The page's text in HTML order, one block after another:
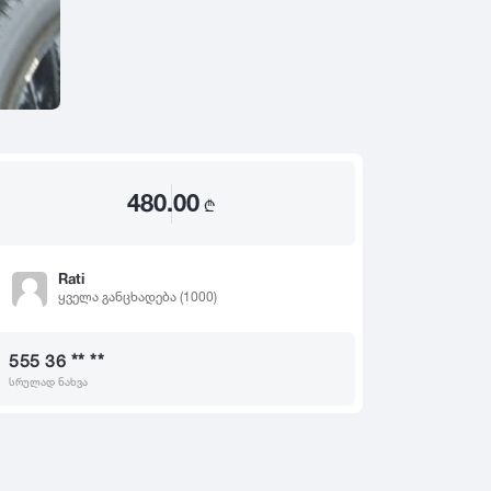
2020
2019
2018
2017
2011
2009
2008
480.00 ₾
Rati
ყველა განცხადება (1000)
555 36 ** **
სრულად ნახვა